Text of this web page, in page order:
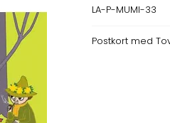
LA-P-MUMI-33
Postkort med